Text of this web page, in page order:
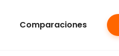
Comparaciones